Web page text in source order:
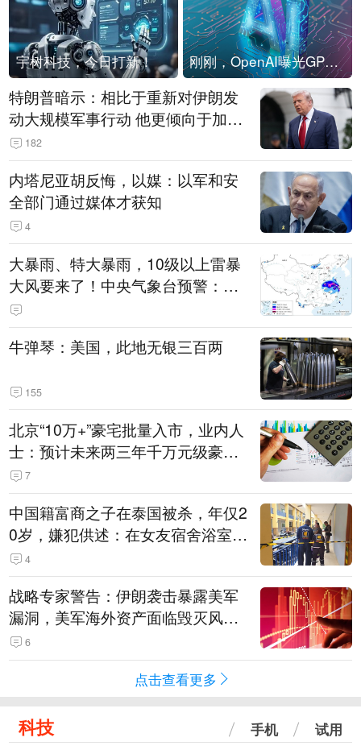
宇树科技，今日打新！ 刚刚，OpenAI曝光GPT-6！传10万亿参数，8月强行发布
特朗普暗示：相比于重新对伊朗发
动大规模军事行动 他更倾向于加大
经济施压
182
内塔尼亚胡反悔，以媒：以军和安
全部门通过媒体才获知
4
大暴雨、特大暴雨，10级以上雷暴
大风要来了！中央气象台预警：今
天到明天，浙江、安徽有特大暴雨
牛弹琴：美国，此地无银三百两
155
北京“10万+”豪宅批量入市，业内人
士：预计未来两三年千万元级豪宅
潜在供应达万套！谁在买单？
7
中国籍富商之子在泰国被杀，年仅2
0岁，嫌犯供述：在女友宿舍浴室发
现他，持刀询问身份时发生拉扯
4
战略专家警告：伊朗袭击暴露美军
漏洞，美军海外资产面临毁灭风
险！
6
点击查看更多
科技 手机 试用